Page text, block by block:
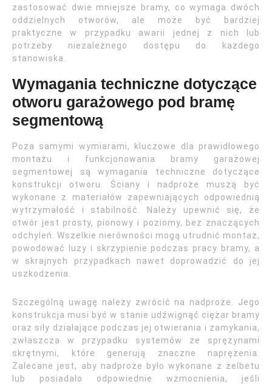
zastosować dwie mniejsze bramy, co wymaga dwóch
oddzielnych otworów, ale może być bardziej
praktyczne w przypadku awarii jednej z nich lub
potrzeby niezależnego dostępu do każdego
stanowiska.
Wymagania techniczne dotyczące
otworu garażowego pod bramę
segmentową
Poza samymi wymiarami, kluczowe dla prawidłowego
montażu i funkcjonowania bramy garażowej
segmentowej są wymagania techniczne dotyczące
konstrukcji otworu. Ściany i nadproże muszą być
wykonane z materiałów zapewniających odpowiednią
wytrzymałość i stabilność. Należy upewnić się, że
otwór jest prosty, pionowy i poziomy, bez znaczących
odchyleń. Wszelkie nierówności mogą utrudnić montaż,
powodować luzy i skrzypienie podczas pracy bramy, a
w skrajnych przypadkach nawet doprowadzić do jej
uszkodzenia.
Szczególną uwagę należy zwrócić na nadproże. Jego
konstrukcja musi być w stanie udźwignąć ciężar bramy
oraz siły działające podczas jej otwierania i zamykania,
zwłaszcza w przypadku systemów ze sprężynami
skrętnymi, które generują znaczne naprężenia.
Zalecane jest, aby nadproże było wykonane z żelbetu
lub posiadało odpowiednie wzmocnienia, jeśli